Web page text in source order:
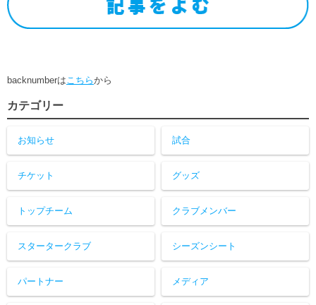
backnumberは こちらから
カテゴリー
お知らせ 試合
チケット グッズ
トップチーム クラブメンバー
スタータークラブ シーズンシート
パートナー メディア